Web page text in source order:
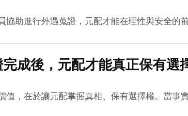
協助進行外遇蒐證，元配才能在理性與安全的
成後，元配才能真正保有選
值，在於讓元配掌握真相、保有選擇權。當事